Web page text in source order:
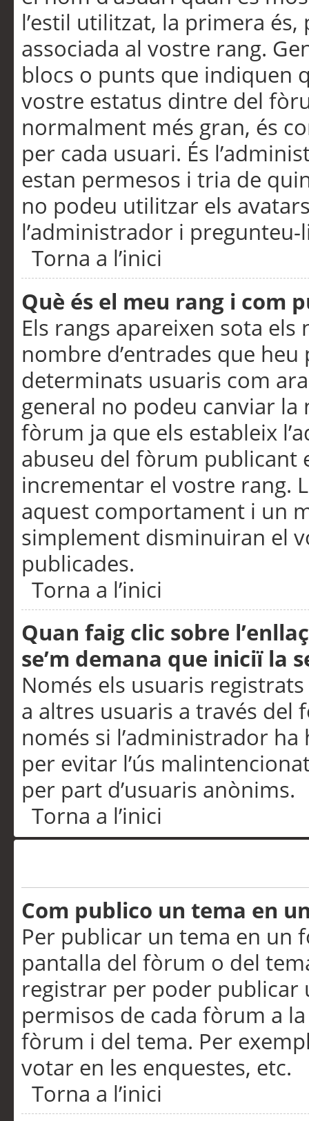
l’estil utilitzat, la primera
associada al vostre rang.
blocs o punts que indiquen
vostre estatus dintre del
normalment més gran, és
per cada usuari. És
estan permesos i tria de
no podeu utilitzar els
l’administrador i pregunteu-
Torna a l’inici
Què és el meu rang i com
Els rangs apareixen sota
nombre d’entrades que
determinats usuaris com
general no podeu canviar
fòrum ja que els estableix
abuseu del fòrum publicant
incrementar el vostre rang.
aquest comportament i un
simplement disminuiran el
publicades.
Torna a l’inici
Quan faig clic sobre
se’m demana que iniciï la
Només els usuaris
a altres usuaris a través
només si l’administrador
per evitar l’ús
per part d’usuaris anònims.
Torna a l’inici
Com publico un tema en
Per publicar un tema en un
pantalla del fòrum o del
registrar per poder publicar
permisos de cada fòrum a
fòrum i del tema. Per
votar en les enquestes, etc.
Torna a l’inici